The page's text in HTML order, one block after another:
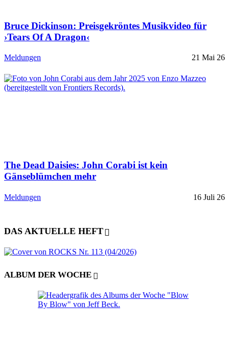
Bruce Dickinson: Preisgekröntes Musikvideo für
›Tears Of A Dragon‹
Meldungen 21 Mai 26
The Dead Daisies: John Corabi ist kein
Gänseblümchen mehr
Meldungen 16 Juli 26
DAS AKTUELLE HEFT
ALBUM DER WOCHE